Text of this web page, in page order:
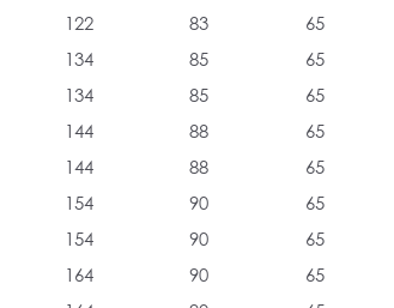
122 83
65
134 85
65
134 85
65
144 88
65
144 88
65
154 90
65
154 90
65
164 90
65